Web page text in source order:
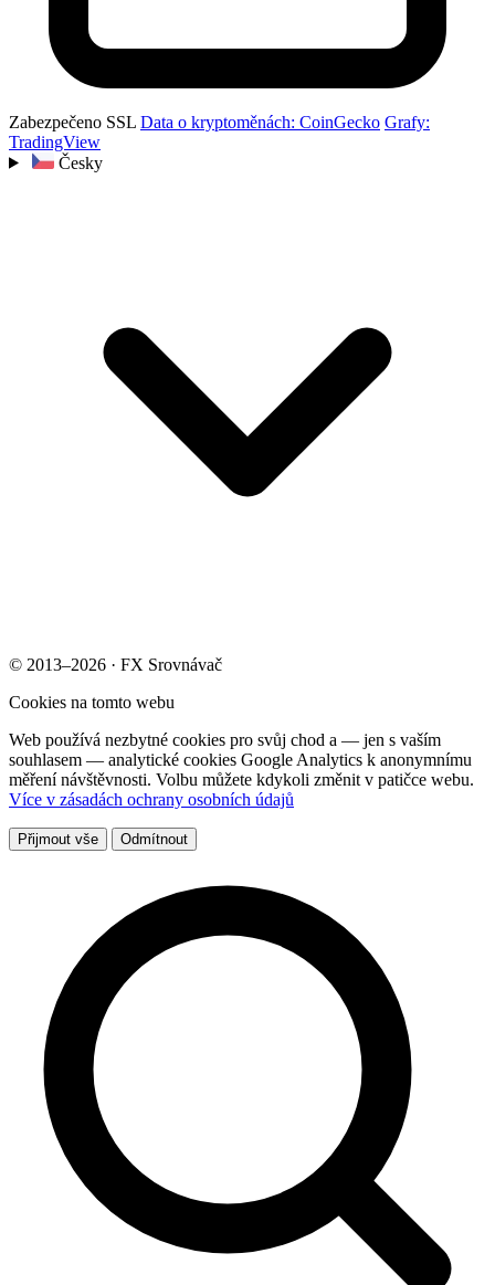
Zabezpečeno SSL Data o kryptoměnách: CoinGecko Grafy:
TradingView
Česky
© 2013–2026 · FX Srovnávač
Cookies na tomto webu
Web používá nezbytné cookies pro svůj chod a — jen s vaším
souhlasem — analytické cookies Google Analytics k anonymnímu
měření návštěvnosti. Volbu můžete kdykoli změnit v patičce webu.
Více v zásadách ochrany osobních údajů
Přijmout vše Odmítnout